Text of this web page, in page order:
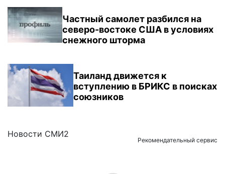
Частный самолет разбился на
северо-востоке США в условиях
снежного шторма
Таиланд движется к
вступлению в БРИКС в поисках
союзников
Новости СМИ2
Рекомендательный сервис